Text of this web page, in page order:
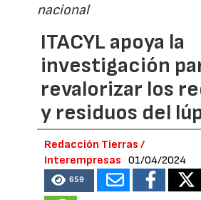
nacional
ITACYL apoya la
investigación
revalorizar los
y residuos del
Redacción Tierras /
Interempresas
01/04/2024
659